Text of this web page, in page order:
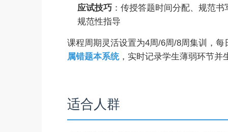
应试技巧 ：传授答题时间分配、规范
规范性指导
课程周期灵活设置为4周/6周/8周集训，
属错题本系统，实时记录学生薄弱环节并
适合人群